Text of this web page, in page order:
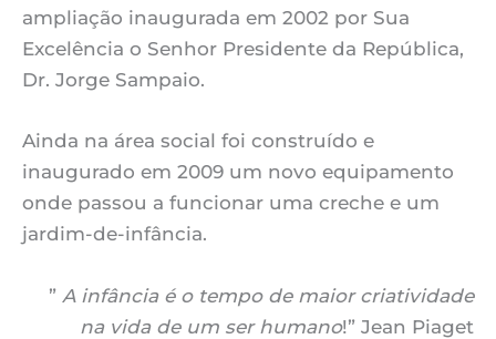
ampliação inaugurada em 2002 por Sua
Excelência o Senhor Presidente da República,
Dr. Jorge Sampaio.
Ainda na área social foi construído e
inaugurado em 2009 um novo equipamento
onde passou a funcionar uma creche e um
jardim-de-infância.
” A infância é o tempo de maior criatividade
na vida de um ser humano!” Jean Piaget